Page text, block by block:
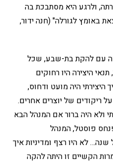
ולרגע היא מסתבכת בה
באומץ לגורלה" (חנה ידור,
עם להקת בת-שבע, שכל
היצירה היו רחוקים
היצירתי היה מועט ודחוס,
ריקודים של יוצרים אחרים.
ולא היה ברור אם המנהל הבא
פוסטל, המנהל
לא היו רצף ומדיניות איך
הקשיים זו היתה להקה